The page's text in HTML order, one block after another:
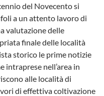
del Novecento si
a un attento lavoro di
valutazione delle
finale delle località
storico le prime notizie
intraprese nell’area in
alle località di
di effettiva coltivazione